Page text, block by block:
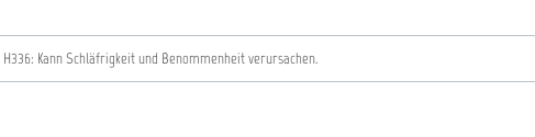
H336: Kann Schläfrigkeit und Benommenheit verursachen.